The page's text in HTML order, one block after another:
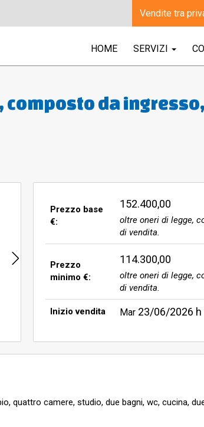
HOME SERVIZI
da
bagni, wc, cucina,
complessivi mq
Prezzo base
€:
152.400,00
oltre oneri di legge,
di vendita.
Prezzo
minimo €:
114.300,00
oltre oneri di legge,
di vendita.
Inizio vendita Mar 23/06/2026 h
quattro camere, studio, due bagni, wc, cucina,
Vendite tra